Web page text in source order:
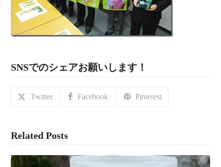
SNSでのシェアお願いします！
Twitter Facebook Pinterest
Related Posts